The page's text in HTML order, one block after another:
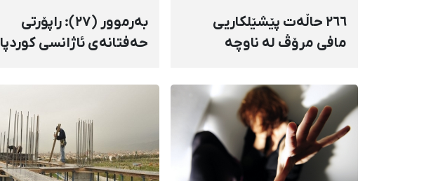
٢٦٦ حاڵەت پێشێلکاریی
مافی مرۆڤ لە ناوچە
(هاوینی ٩٣)
بەرموور (٢٧): راپۆرتی
حەفتانەی ئاژانسی کوردپا